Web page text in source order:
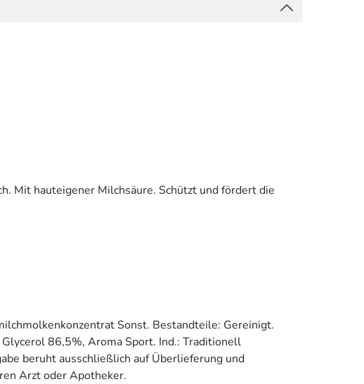
Mit hauteigener Milchsäure. Schützt und fördert die
Sonst. Bestandteile: Gereinigt.
86,5%, Aroma Sport. Ind.: Traditionell
beruht ausschließlich auf Überlieferung und
Arzt oder Apotheker.